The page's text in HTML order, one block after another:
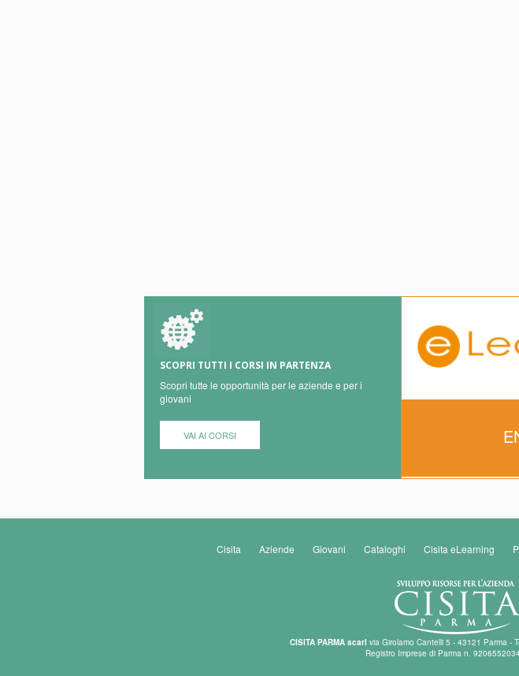
SCOPRI TUTTI I CORSI IN PARTENZA
Scopri tutte le opportunità per le aziende e per i
giovani
VAI AI CORSI
Cisita Aziende Giovani Cataloghi Cisita eLearning
CISITA PARMA scarl via Girolamo Cantelli 5 - 43121 Parma -
Registro Imprese di Parma n.